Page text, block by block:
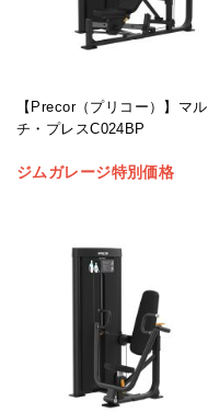
【Precor（プリコー）】マル
チ・プレスC024BP
ジムガレージ特別価格